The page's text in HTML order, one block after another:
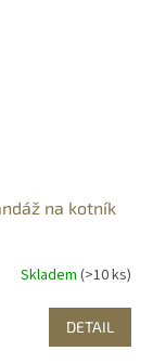
na kotník
Skladem (>10 ks)
DETAIL